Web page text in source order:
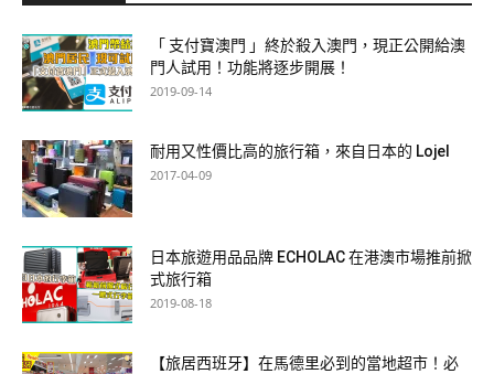
「 支付寶澳門 」終於殺入澳門，現正公開給澳
門人試用！功能將逐步開展！
2019-09-14
耐用又性價比高的旅行箱，來自日本的 Lojel
2017-04-09
日本旅遊用品品牌 ECHOLAC 在港澳市場推前掀
式旅行箱
2019-08-18
【旅居西班牙】在馬德里必到的當地超市！必